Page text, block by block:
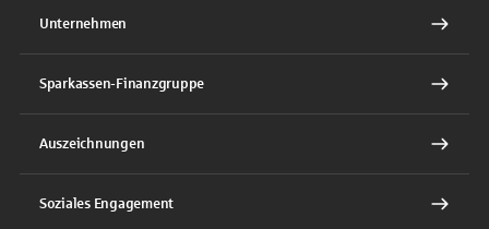
Unternehmen
Sparkassen-Finanzgruppe
Auszeichnungen
Soziales Engagement